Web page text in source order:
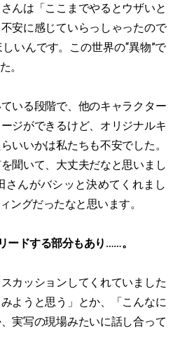
んは「ここまでやるとウザいと
安に感じていらっしゃったので
いんです。この世界の“異物”で
。
いる段階で、他のキャラクター
ジができるけど、オリジナルキ
いいかは私たちも不安でした。
聞いて、大丈夫だなと思いまし
さんがバシッと決めてくれまし
ングだったなと思います。
ードする部分もあり……。
カッションしてくれていました
ようと思う」とか、「こんなに
実写の現場みたいに話し合って